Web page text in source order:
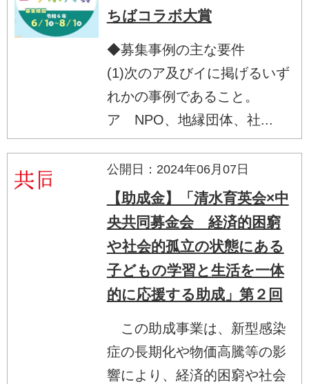
ちばコラボ大賞
◆募集事例の主な要件
(1)次のア及びイに掲げるいず
れかの事例であること。
ア NPO、地縁団体、社...
公開日：2024年06月07日
【助成金】「清水育英会×中
央共同募金会 経済的困窮
や社会的孤立の状態にある
子どもの学習と生活を一体
的に応援する助成」第２回
この助成事業は、新型感染
症の長期化や物価高騰等の影
響により、経済的困窮や社会